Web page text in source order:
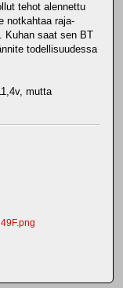
tehot alennettu
notkahtaa raja-
Kuhan saat sen BT
todellisuudessa
mutta